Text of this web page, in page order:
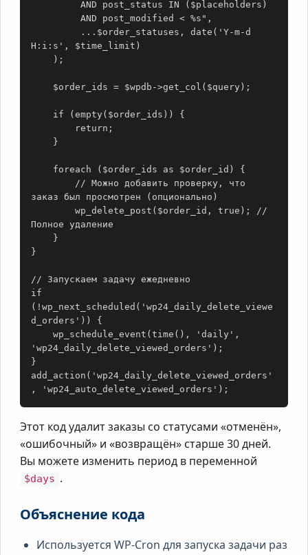
H:i:s', $time_limit)
заказ был просмотрен (опционально)
Полное удаление
}
// Запускаем задачу ежедневно
if
(!wp_next_scheduled('wp24_daily_delete_viewe
d_orders')) {
'wp24_daily_delete_viewed_orders');
}
add_action('wp24_daily_delete_viewed_orders'
, 'wp24_auto_delete_viewed_orders');
Этот код удалит заказы со статусами «отменён»,
«ошибочный» и «возвращён» старше 30 дней.
Вы можете изменить период в переменной
$days .
Объяснение кода
Используется WP-Cron для запуска задачи раз